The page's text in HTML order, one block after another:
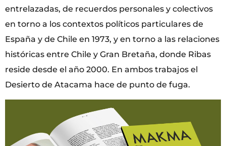
entrelazadas, de recuerdos personales y colectivos
en torno a los contextos políticos particulares de
España y de Chile en 1973, y en torno a las relaciones
históricas entre Chile y Gran Bretaña, donde Ribas
reside desde el año 2000. En ambos trabajos el
Desierto de Atacama hace de punto de fuga.